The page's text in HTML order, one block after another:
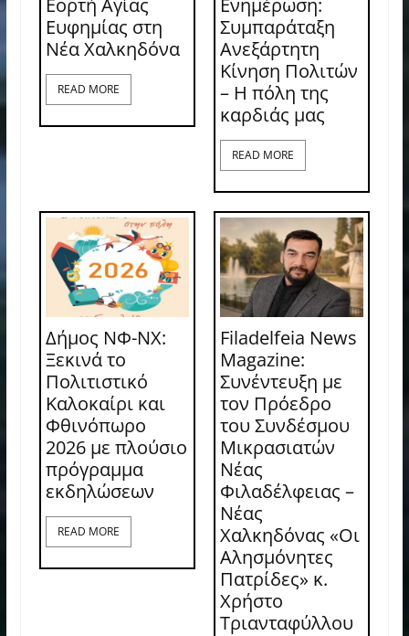
Ευφημίας στη
Νέα Χαλκηδόνα
READ MORE
Συμπαράταξη
Ανεξάρτητη
Κίνηση Πολιτών
– Η πόλη της
καρδιάς μας
READ MORE
Δήμος ΝΦ-ΝΧ:
Ξεκινά το
Πολιτιστικό
Καλοκαίρι και
Φθινόπωρο
2026 με πλούσιο
πρόγραμμα
εκδηλώσεων
READ MORE
Filadelfeia News
Magazine:
Συνέντευξη με
τον Πρόεδρο
του Συνδέσμου
Μικρασιατών
Νέας
Φιλαδέλφειας –
Νέας
Χαλκηδόνας «Οι
Αλησμόνητες
Πατρίδες» κ.
Χρήστο
Τριανταφύλλου